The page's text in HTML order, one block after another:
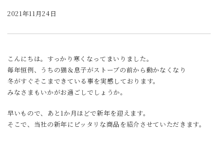
2021年11月24日
こんにちは。すっかり寒くなってまいりました。
毎年恒例、うちの猫＆息子がストーブの前から動かなくなり
冬がすぐそこまできている事を実感しております。
みなさまもいかがお過ごしでしょうか。
早いもので、あと1か月ほどで新年を迎えます。
そこで、当社の新年にピッタリな商品を紹介させていただきます。